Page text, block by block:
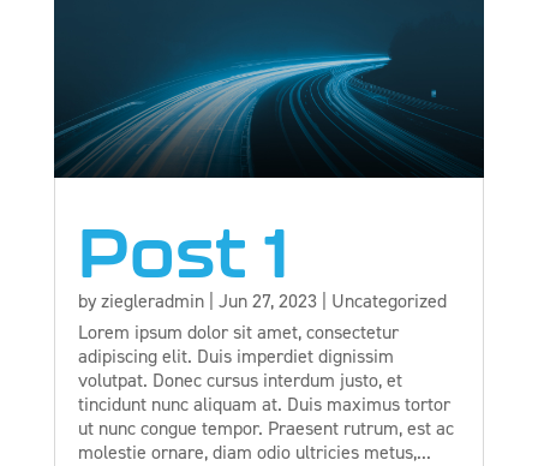
Post 1
byziegleradmin| Jun 27, 2023| Uncategorized
Lorem ipsum dolor sit amet, consectetur
adipiscing elit. Duis imperdiet dignissim
volutpat. Donec cursus interdum justo, et
tincidunt nunc aliquam at. Duis maximus tortor
ut nunc congue tempor. Praesent rutrum, est ac
molestie ornare, diam odio ultricies metus,...